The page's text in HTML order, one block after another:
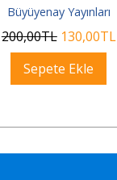
Büyüyenay Yayınları
200,00TL 130,00TL
Sepete Ekle